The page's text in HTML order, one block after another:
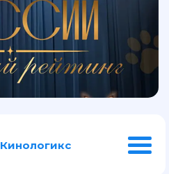
Кинологикс